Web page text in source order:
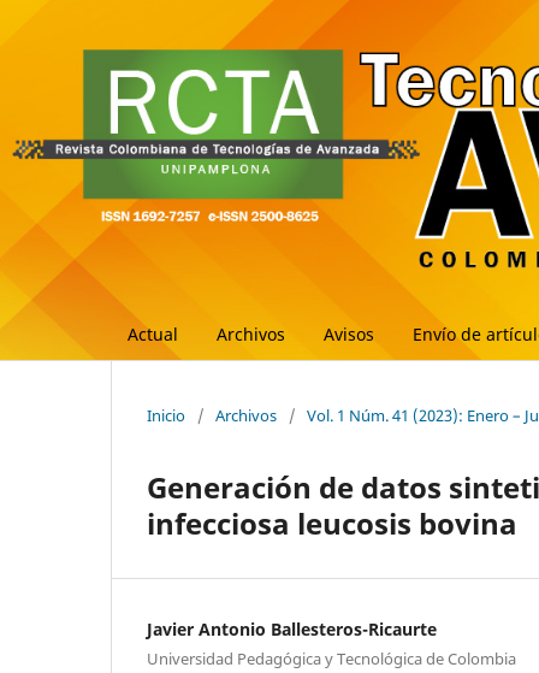
Actual Archivos Avisos Envío de
Inicio / Archivos / Vol. 1 Núm. 41 (2023): Enero –
Generación de datos
infecciosa leucosis bovina
Javier Antonio Ballesteros-Ricaurte
Universidad Pedagógica y Tecnológica de Colombia